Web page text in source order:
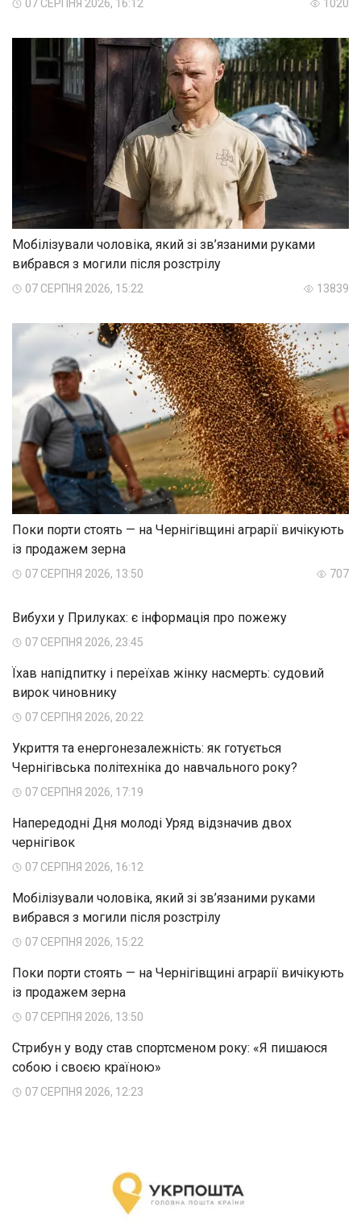
07 СЕРПНЯ 2026, 16:12 1020
Мобілізували чоловіка, який зі зв’язаними руками
вибрався з могили після розстрілу
07 СЕРПНЯ 2026, 15:22 13839
Поки порти стоять — на Чернігівщині аграрії вичікують
із продажем зерна
07 СЕРПНЯ 2026, 13:50 707
Вибухи у Прилуках: є інформація про пожежу
07 СЕРПНЯ 2026, 23:45
Їхав напідпитку і переїхав жінку насмерть: судовий
вирок чиновнику
07 СЕРПНЯ 2026, 20:22
Укриття та енергонезалежність: як готується
Чернігівська політехніка до навчального року?
07 СЕРПНЯ 2026, 17:19
Напередодні Дня молоді Уряд відзначив двох
чернігівок
07 СЕРПНЯ 2026, 16:12
Мобілізували чоловіка, який зі зв’язаними руками
вибрався з могили після розстрілу
07 СЕРПНЯ 2026, 15:22
Поки порти стоять — на Чернігівщині аграрії вичікують
із продажем зерна
07 СЕРПНЯ 2026, 13:50
Стрибун у воду став спортсменом року: «Я пишаюся
собою і своєю країною»
07 СЕРПНЯ 2026, 12:23